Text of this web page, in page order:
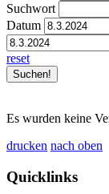
Suchwort
Datum
reset
Es wurden keine
drucken nach oben
Quicklinks